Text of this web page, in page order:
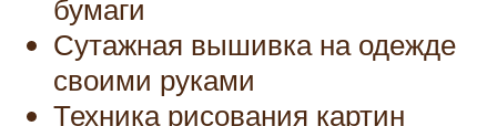
бумаги
Сутажная вышивка на одежде
своими руками
Техника рисования картин